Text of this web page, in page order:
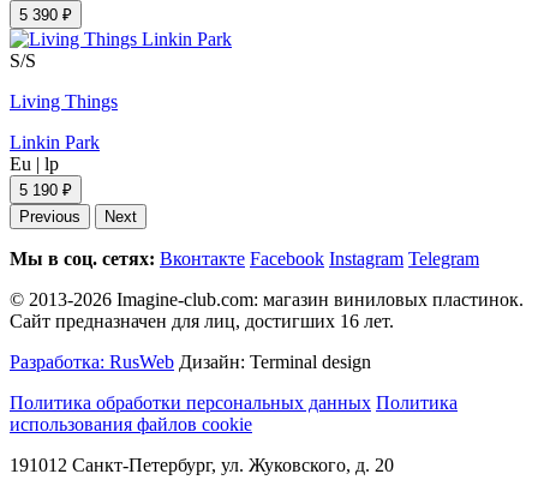
5 390 ₽
S/S
Living Things
Linkin Park
Eu | lp
5 190 ₽
Previous
Next
Мы в соц. сетях: Вконтакте Facebook Instagram Telegram
© 2013-2026 Imagine-club.com: магазин виниловых пластинок.
Сайт предназначен для лиц, достигших 16 лет.
Разработка: RusWeb Дизайн: Terminal design
Политика обработки персональных данных Политика
использования файлов cookie
191012 Санкт-Петербург, ул. Жуковского, д. 20